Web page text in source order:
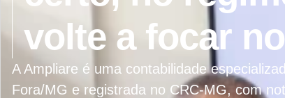
volte a focar
A Ampliare é uma contabilidade
Fora/MG e registrada no CRC-MG, com